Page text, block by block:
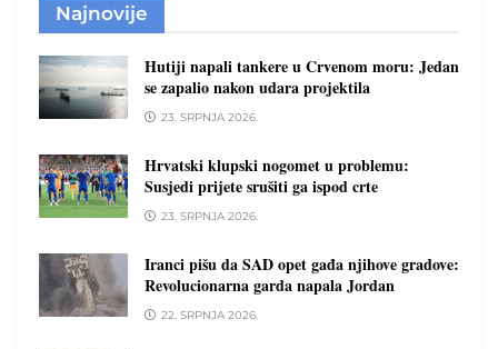
Najnovije
Hutiji napali tankere u Crvenom moru: Jedan
se zapalio nakon udara projektila
23. SRPNJA 2026.
Hrvatski klupski nogomet u problemu:
Susjedi prijete srušiti ga ispod crte
23. SRPNJA 2026.
Iranci pišu da SAD opet gađa njihove gradove:
Revolucionarna garda napala Jordan
22. SRPNJA 2026.